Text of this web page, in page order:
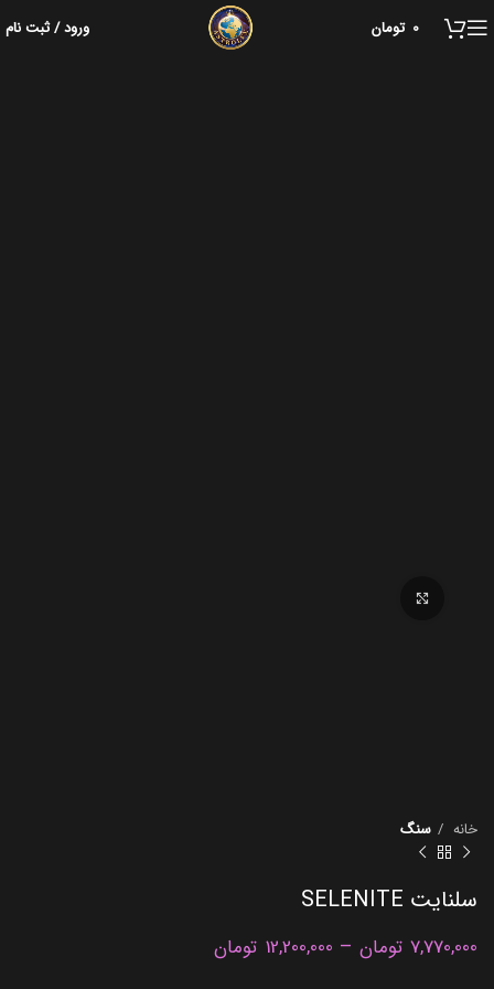
0 تومان ورود / ثبت نام
خانه سنگ
سلنایت SELENITE
7,770,000 تومان –
12,200,000 تومان